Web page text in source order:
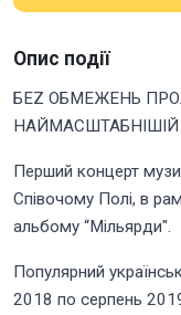
Опис події
БЕZ ОБМЕЖЕНЬ
НАЙМАСШТАБНІШІЙ
Перший концерт
Спiвочому Полi, в
альбому “Мiльярди".
Популярний
2018 по серпень 2019